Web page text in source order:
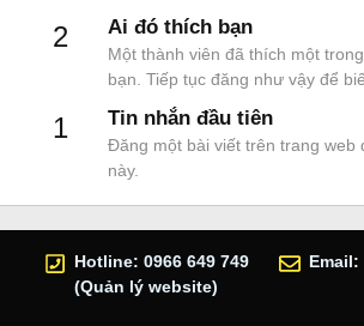
2 Ai đó thích bạn
Một thành viên đã thích một
bạn. Tiếp tục đăng như vậy để
1 Tin nhắn đầu tiên
Đăng một bài viết trên trang web
này.
Hotline: 0966 649 749
(Quản lý website)
Email: